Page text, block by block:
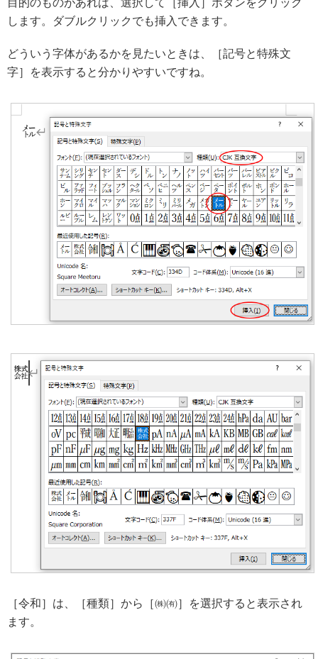
目的のものがあれば、選択して［挿入］ボタンをクリック
します。ダブルクリックでも挿入できます。
どういう字体があるかを見たいときは、［記号と特殊文
字］を表示すると分かりやすいですね。
［令和］は、［種類］から［㈱㈲］を選択すると表示され
ます。